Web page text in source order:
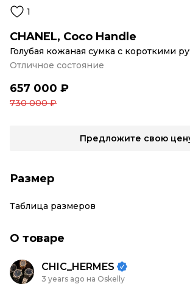
1
CHANEL, Coco Handle
Голубая кожаная сумка с короткими
Отличное состояние
657 000 ₽
730 000 ₽
Предложите свою
Размер
Таблица размеров
О товаре
CHIC_HERMES
3 years ago на Oskelly